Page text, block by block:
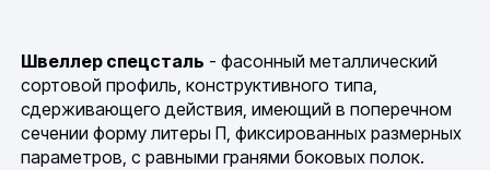
Швеллер спецсталь - фасонный металлический
сортовой профиль, конструктивного типа,
сдерживающего действия, имеющий в поперечном
сечении форму литеры П, фиксированных размерных
параметров, с равными гранями боковых полок.